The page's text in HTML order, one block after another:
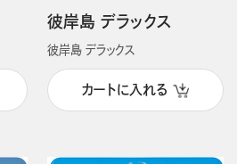
彼岸島 デラックス
彼岸島 デラックス
カートに入れる